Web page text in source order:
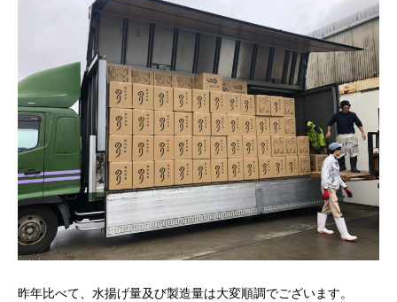
昨年比べて、水揚げ量及び製造量は大変順調でございます。